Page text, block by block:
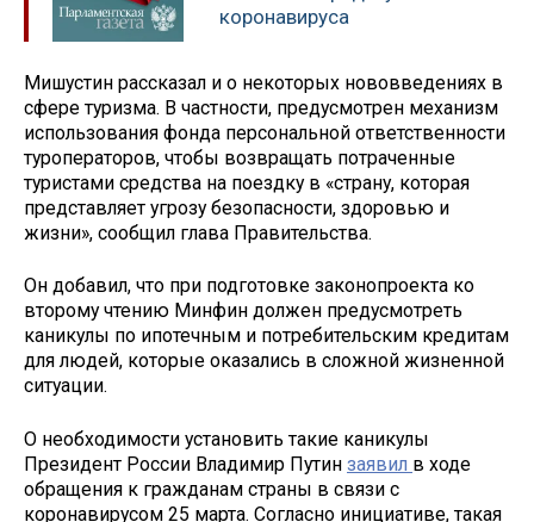
коронавируса
Мишустин рассказал и о некоторых нововведениях в
сфере туризма. В частности, предусмотрен механизм
использования фонда персональной ответственности
туроператоров, чтобы возвращать потраченные
туристами средства на поездку в «страну, которая
представляет угрозу безопасности, здоровью и
жизни», сообщил глава Правительства.
Он добавил, что при подготовке законопроекта ко
второму чтению Минфин должен предусмотреть
каникулы по ипотечным и потребительским кредитам
для людей, которые оказались в сложной жизненной
ситуации.
О необходимости установить такие каникулы
Президент России Владимир Путин заявил в ходе
обращения к гражданам страны в связи с
коронавирусом 25 марта. Согласно инициативе, такая